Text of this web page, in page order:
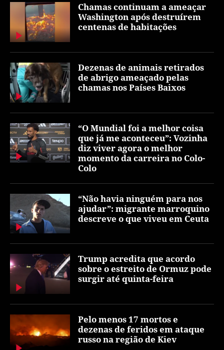
Chamas continuam a ameaçar
Washington após destruírem
centenas de habitações
Dezenas de animais retirados
de abrigo ameaçado pelas
chamas nos Países Baixos
“O Mundial foi a melhor coisa
que já me aconteceu”: Vozinha
diz viver agora o melhor
momento da carreira no Colo-
Colo
“Não havia ninguém para nos
ajudar”: migrante marroquino
descreve o que viveu em Ceuta
Trump acredita que acordo
sobre o estreito de Ormuz pode
surgir até quinta-feira
Pelo menos 17 mortos e
dezenas de feridos em ataque
russo na região de Kiev